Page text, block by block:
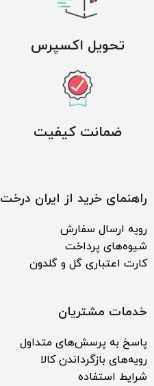
تحویل اکسپرس
ضمانت کیفیت
راهنمای خرید از ایران درخت
رویه ارسال سفارش
شیوه‌های پرداخت
کارت اعتباری گل و گلدون
خدمات مشتریان
پاسخ به پرسش‌های متداول
رویه‌های بازگرداندن کالا
شرایط استفاده